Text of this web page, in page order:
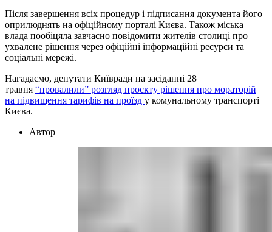
Після завершення всіх процедур і підписання документа його
оприлюднять на офіційному порталі Києва. Також міська
влада пообіцяла завчасно повідомити жителів столиці про
ухвалене рішення через офіційні інформаційні ресурси та
соціальні мережі.
Нагадаємо, депутати Київради на засіданні 28
травня “провалили” розгляд проєкту рішення про мораторій
на підвищення тарифів на проїзд у комунальному транспорті
Києва.
Автор